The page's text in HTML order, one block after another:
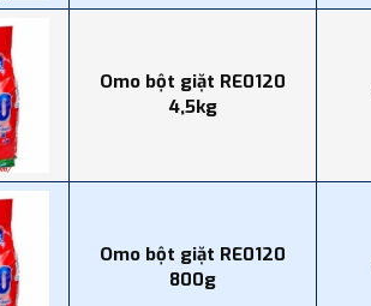
Omo bột giặt RE0120
4,5kg
Omo bột giặt RE0120
800g